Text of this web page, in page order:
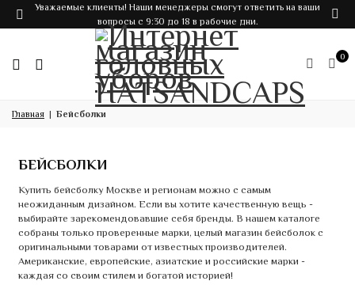
Уважаемые клиенты! Наши менеджеры смогут ответить на ваши
вопросы с 9:30 до 18 в рабочие дни.
0
Главная Бейсболки
БЕЙСБОЛКИ
Купить бейсболку Москве и регионам можно с самым
неожиданным дизайном. Если вы хотите качественную вещь -
выбирайте зарекомендовавшие себя бренды. В нашем каталоге
собраны только проверенные марки, целый магазин бейсболок с
оригинальными товарами от известных производителей.
Американские, европейские, азиатские и российские марки -
каждая со своим стилем и богатой историей!